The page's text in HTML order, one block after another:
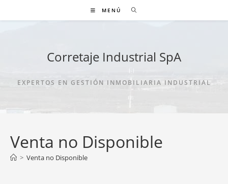
al
MENÚ
Corretaje Industrial SpA
EXPERTOS EN GESTIÓN INMOBILIARIA INDUSTRIAL
Venta no Disponible
> Venta no Disponible